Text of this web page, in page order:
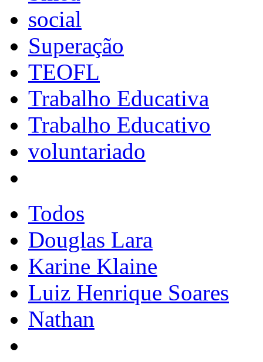
social
Superação
TEOFL
Trabalho Educativa
Trabalho Educativo
voluntariado
Todos
Douglas Lara
Karine Klaine
Luiz Henrique Soares
Nathan